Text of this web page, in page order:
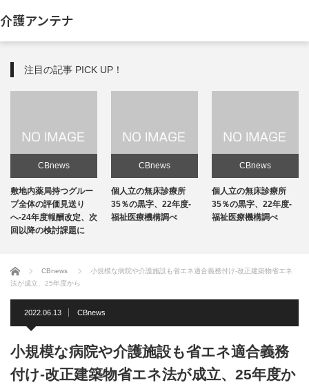
介護アンテナ
注目の記事 PICK UP！
CBnews
敷地内薬局持つグルー
プ全体の評価見送り
へ-24年度報酬改定、次
回以降の検討課題に
CBnews
個人立の無床診療所
35％の黒字、22年度-
福祉医療機構調べ
CBnews
個人立の無床診療所
35％の黒字、22年度-
福祉医療機構調べ
ホーム CBnews
小規模な病院や介護施設も省エネ適合義務付け-改正建築物省エネ
法が成立、25年度から
2022.06.13 CBnews
小規模な病院や介護施設も省エネ適合義務
付け-改正建築物省エネ法が成立、25年度か